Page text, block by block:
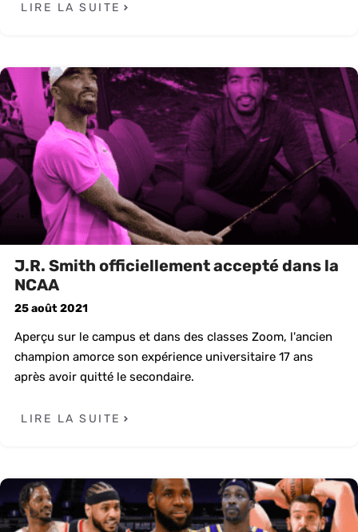
LIRE LA SUITE
J.R. Smith officiellement accepté dans la
NCAA
25 août 2021
Aperçu sur le campus et dans des classes Zoom, l'ancien
champion amorce son expérience universitaire 17 ans
après avoir quitté le secondaire.
LIRE LA SUITE